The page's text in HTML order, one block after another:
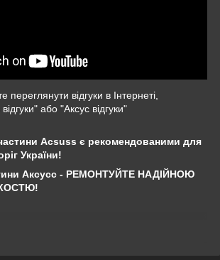
відгуки в Інтернеті,
або "Аксус відгуки"
Acsuss є рекомендованими для
України!
Аксусс - РЕМОНТУЙТЕ НАДІЙНОЮ